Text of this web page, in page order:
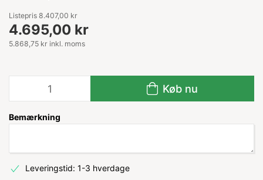
Listepris 8.407,00 kr
4.695,00 kr
5.868,75 kr inkl. moms
Køb nu
Bemærkning
Leveringstid: 1-3 hverdage